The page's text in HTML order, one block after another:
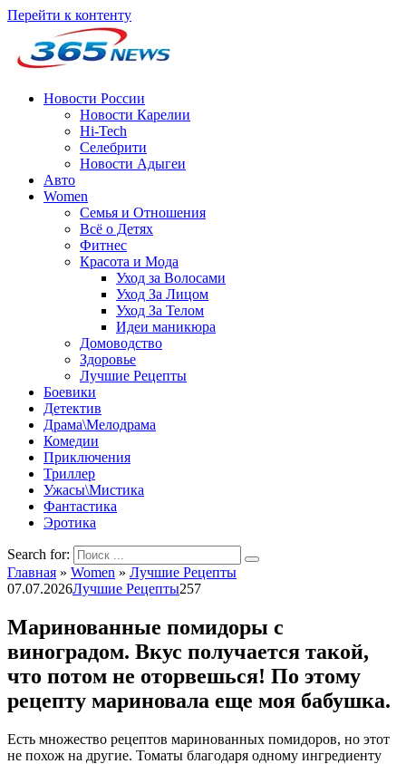
Перейти к контенту
Новости России
Новости Карелии
Hi-Tech
Селебрити
Новости Адыгеи
Авто
Women
Семья и Отношения
Всё о Детях
Фитнес
Красота и Мода
Уход за Волосами
Уход За Лицом
Уход За Телом
Идеи маникюра
Домоводство
Здоровье
Лучшие Рецепты
Боевики
Детектив
Драма\Мелодрама
Комедии
Приключения
Триллер
Ужасы\Мистика
Фантастика
Эротика
Search for:
Главная » Women » Лучшие Рецепты
07.07.2026Лучшие Рецепты257
Маринованные помидоры с
виноградом. Вкус получается такой,
что потом не оторвешься! По этому
рецепту мариновала еще моя бабушка.
Есть множество рецептов маринованных помидоров, но этот
не похож на другие. Томаты благодаря одному ингредиенту